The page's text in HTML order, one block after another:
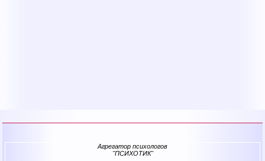
Агрегатор психологов
"ПСИХОТИК"